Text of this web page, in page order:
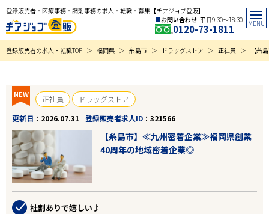
登録販売者・医療事務・調剤事務の求人・転職・募集【チアジョブ登販】
お問い合わせ 平日9:30〜18:30
0120-73-1811
登録販売者の求人・転職TOP 福岡県 糸島市 ドラッグストア 正社員 【糸
NEW 正社員
ドラッグストア
更新日
2026.07.31 登録販売者求人ID 321566
【糸島市】≪九州密着企業≫福岡県創業
40周年の地域密着企業◎
社割ありで嬉しい♪